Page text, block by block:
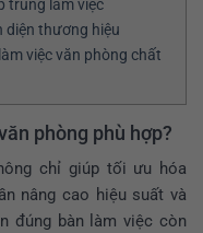
trung làm việc
diện thương hiệu
việc văn phòng chất
phòng phù hợp?
chỉ giúp tối ưu hóa
nâng cao hiệu suất và
đúng bàn làm việc còn